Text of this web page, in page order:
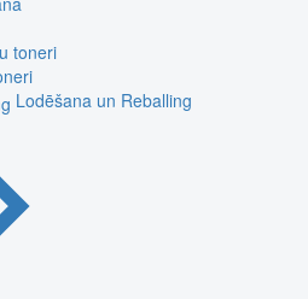
toneri
Lodēšana un Reballing